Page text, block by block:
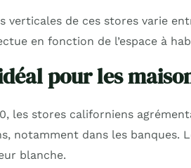
verticales de ces stores varie
en fonction de l’espace à
pour les
les stores californiens
notamment dans les banques.
blanche.